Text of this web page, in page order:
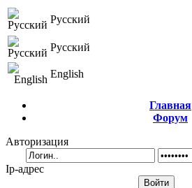
Русский
Русский
English
Главная
Форум
Авторизация
Ip-адрес